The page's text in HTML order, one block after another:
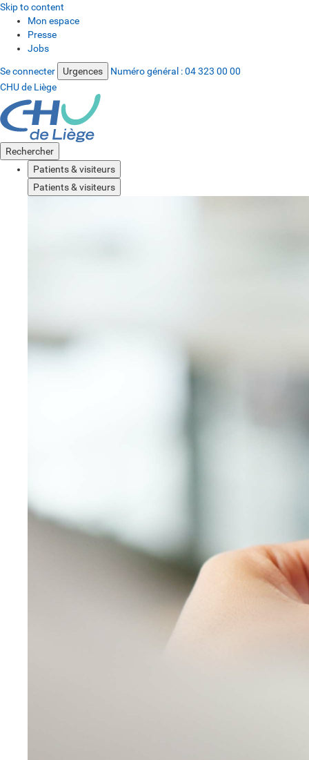
Skip to content
Mon espace
Presse
Jobs
Se connecter Urgences Numéro général :04 323 00 00
CHU de Liège
Rechercher
Patients & visiteurs
Patients & visiteurs